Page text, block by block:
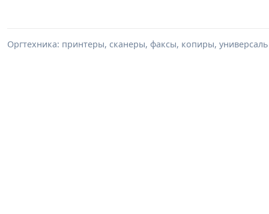
Оргтехника: принтеры, сканеры, факсы, копиры,